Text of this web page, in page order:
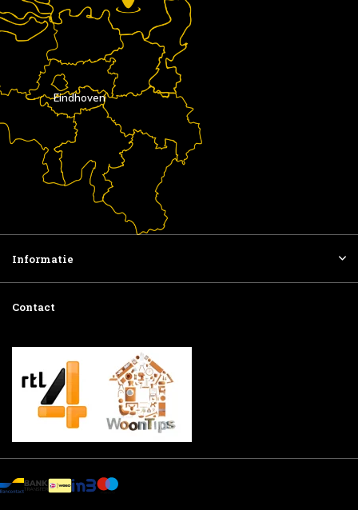
Eindhoven
Informatie
Contact